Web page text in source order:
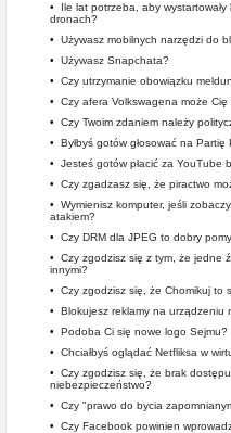
• Ile lat potrzeba, aby
dronach?
• Używasz mobilnych narzędzi do
• Używasz Snapchata?
• Czy utrzymanie obowiązku
• Czy afera Volkswagena może
• Czy Twoim zdaniem należy
• Byłbyś gotów głosować na Partię
• Jesteś gotów płacić za YouTube
• Czy zgadzasz się, że piractwo
• Wymienisz komputer, jeśli
atakiem?
• Czy DRM dla JPEG to dobry
• Czy zgodzisz się z tym, że jedne
innymi?
• Czy zgodzisz się, że Chomikuj to
• Blokujesz reklamy na urządzeniu
• Podoba Ci się nowe logo Sejmu?
• Chciałbyś oglądać Netfliksa w
• Czy zgodzisz się, że brak
niebezpieczeństwo?
• Czy "prawo do bycia
• Czy Facebook powinien